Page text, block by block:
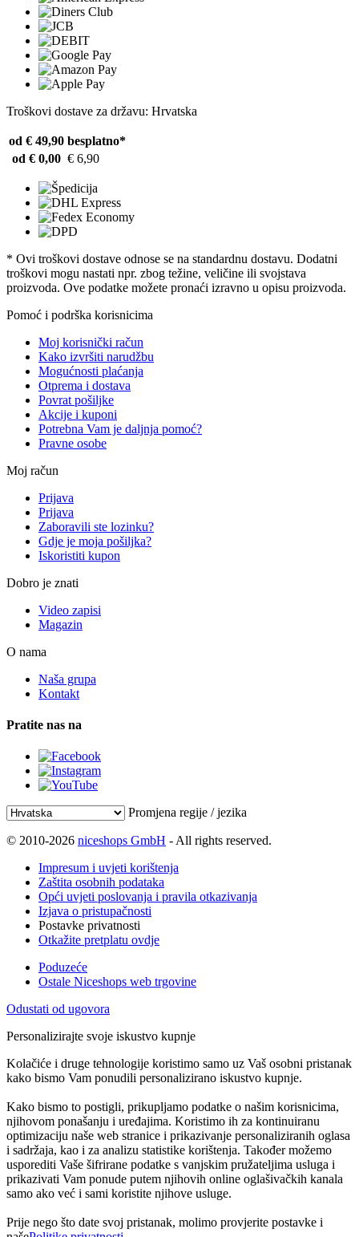
Troškovi dostave za državu: Hrvatska
od € 49,90 besplatno*
od € 0,00 € 6,90
* Ovi troškovi dostave odnose se na standardnu ​​dostavu. Dodatni
troškovi mogu nastati npr. zbog težine, veličine ili svojstava
proizvoda. Ove podatke možete pronaći izravno u opisu proizvoda.
Pomoć i podrška korisnicima
Moj korisnički račun
Kako izvršiti narudžbu
Mogućnosti plaćanja
Otprema i dostava
Povrat pošiljke
Akcije i kuponi
Potrebna Vam je daljnja pomoć?
Pravne osobe
Moj račun
Prijava
Prijava
Zaboravili ste lozinku?
Gdje je moja pošiljka?
Iskoristiti kupon
Dobro je znati
Video zapisi
Magazin
O nama
Naša grupa
Kontakt
Pratite nas na
Promjena regije / jezika
© 2010-2026 niceshops GmbH - All rights reserved.
Impresum i uvjeti korištenja
Zaštita osobnih podataka
Opći uvjeti poslovanja i pravila otkazivanja
Izjava o pristupačnosti
Postavke privatnosti
Otkažite pretplatu ovdje
Poduzeće
Ostale Niceshops web trgovine
Odustati od ugovora
Personalizirajte svoje iskustvo kupnje
Kolačiće i druge tehnologije koristimo samo uz Vaš osobni pristanak
kako bismo Vam ponudili personalizirano iskustvo kupnje.
Kako bismo to postigli, prikupljamo podatke o našim korisnicima,
njihovom ponašanju i uređajima. Koristimo ih za kontinuiranu
optimizaciju naše web stranice i prikazivanje personaliziranih oglasa
i sadržaja, kao i za analizu statistike korištenja. Također možemo
usporediti Vaše šifrirane podatke s vanjskim pružateljima usluga i
prikazivati Vam ponude putem njihovih online oglašivačkih kanala
samo ako već i sami koristite njihove usluge.
Prije nego što date svoj pristanak, molimo provjerite postavke i